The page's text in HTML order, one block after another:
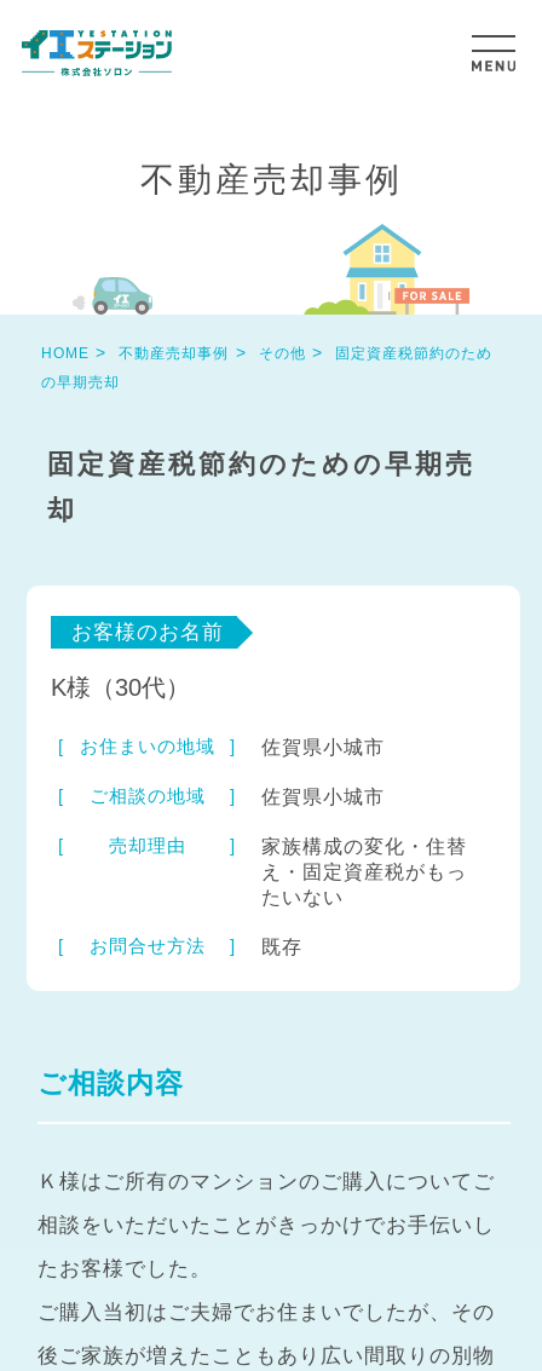
不動産売却事例
HOME 不動産売却事例 その他
固定資産税節約のため
の早期売却
固定資産税節約のための早期売
却
お客様のお名前
K様（30代）
お住まいの地域 佐賀県小城市
ご相談の地域 佐賀県小城市
売却理由
家族構成の変化・住替
え・固定資産税がもっ
たいない
お問合せ方法 既存
ご相談内容
Ｋ様はご所有のマンションのご購入についてご
相談をいただいたことがきっかけでお手伝いし
たお客様でした。
ご購入当初はご夫婦でお住まいでしたが、その
後ご家族が増えたこともあり広い間取りの別物